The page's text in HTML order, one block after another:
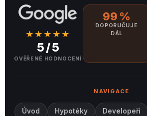
★★★★★
5 / 5
OVĚŘENÉ HODNOCENÍ
99 %
DOPORUČUJE
DÁL
NAVIGACE
Úvod Hypotéky Developeři